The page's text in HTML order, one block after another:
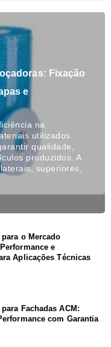
Fixação
e
na
utilizados
qualidade,
produzidos. A
superiores,
o Mercado
e
Aplicações Técnicas
Fachadas ACM:
com Garantia